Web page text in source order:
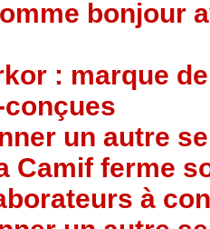
bonjour
: marque
conçues
un autre
Camif ferme
à